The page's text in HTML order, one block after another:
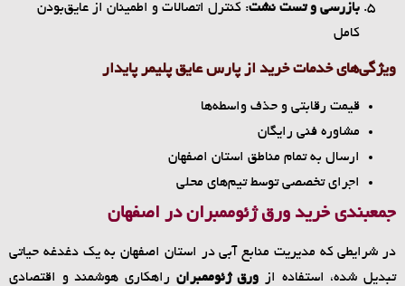
بازرسی و تست نشت: کنترل اتصالات و اطمینان از عایق‌بودن
کامل
ویژگی‌های خدمات خرید از پارس عایق پلیمر پایدار
قیمت رقابتی و حذف واسطه‌ها
مشاوره فنی رایگان
ارسال به تمام مناطق استان اصفهان
اجرای تخصصی توسط تیم‌های محلی
جمعبندی خرید ورق ژئوممبران در اصفهان
در شرایطی که مدیریت منابع آبی در استان اصفهان به یک دغدغه حیاتی
تبدیل شده، استفاده از
ورق ژئوممبرانراهکاری هوشمند و اقتصادی